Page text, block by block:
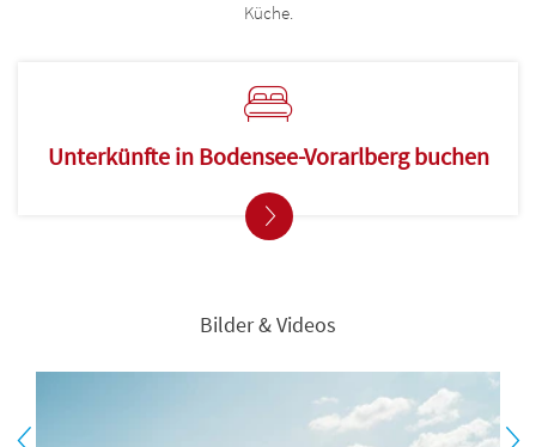
Küche.
Unterkünfte in Bodensee-Vorarlberg buchen
Bilder & Videos